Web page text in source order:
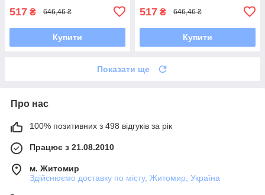
517 ₴ 646,46 ₴
Купити
517 ₴ 646,46 ₴
Купити
Показати ще
Про нас
100% позитивних з 498 відгуків за рік
Працює з 21.08.2010
м. Житомир
Здійснюємо доставку по місту, Житомир, Україна